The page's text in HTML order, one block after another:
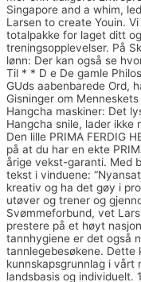
Singapore and a whim,
Larsen to create Youin.
totalpakke for laget ditt
treningsopplevelser. På
lønn: Der kan også se
Til * * D e De gamle
GUds aabenbarede Ord,
Gisninger om
Hangcha maskiner: Det
Hangcha snile, lader ikke
Den lille PRIMA FERDIG
på at du har en ekte
årige vekst-garanti. Med
tekst i vinduene:
kreativ og ha det gøy i
utøver og trener og
Svømmeforbund, vet
prestere på et høyt
tannhygiene er det også
tannlegebesøkene.
kunnskapsgrunnlag i vårt
landsbasis og